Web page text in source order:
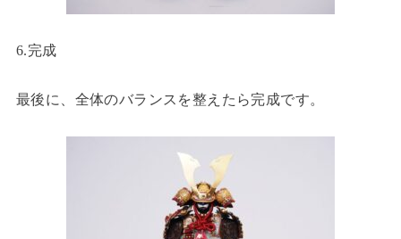
6.完成
最後に、全体のバランスを整えたら完成です。